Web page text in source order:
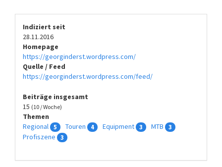
Indiziert seit
28.11.2016
Homepage
https://georginderst.wordpress.com/
Quelle / Feed
https://georginderst.wordpress.com/feed/
Beiträge insgesamt
15 (10 / Woche)
Themen
Regional
5 Touren 4 Equipment 3 MTB 3
Profiszene 3